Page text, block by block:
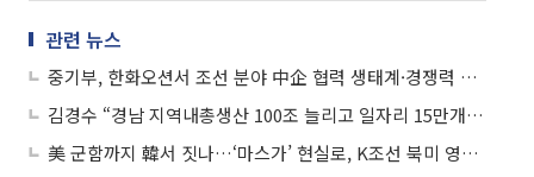
관련 뉴스
중기부, 한화오션서 조선 분야 中企 협력 생태계·경쟁력 강화 방안 논의
김경수 “경남 지역내총생산 100조 늘리고 일자리 15만개 창출”
美 군함까지 韓서 짓나…‘마스가’ 현실로, K조선 북미 영토 확장